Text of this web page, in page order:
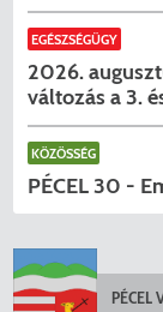
EGÉSZSÉGÜGY
2026.
változás a 3.
KÖZÖSSÉG
PÉCEL 30 -
PÉCEL